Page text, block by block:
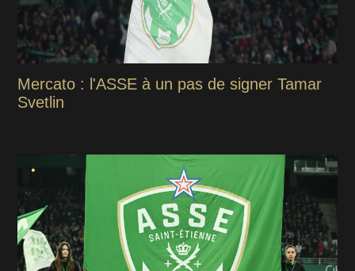
Mercato : l'ASSE à un pas de signer Tamar
Svetlin